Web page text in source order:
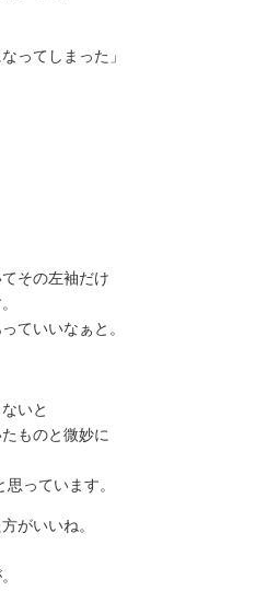
ってしまった」
その左袖だけ
ていいなぁと。
いと
ものと微妙に
っています。
がいいね。